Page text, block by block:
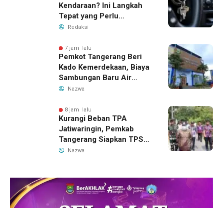
Kendaraan? Ini Langkah
Tepat yang Perlu
Dilakukan
Redaksi
7 jam lalu
Pemkot Tangerang Beri
Kado Kemerdekaan, Biaya
Sambungan Baru Air
Bersih Dipangkas Jadi
Nazwa
8 jam lalu
Kurangi Beban TPA
Jatiwaringin, Pemkab
Tangerang Siapkan TPS3R
Baru di Tigaraksa
Nazwa